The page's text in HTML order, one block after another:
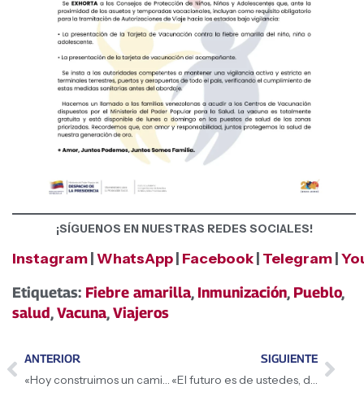
¡SÍGUENOS EN NUESTRAS REDES SOCIALES!
Instagram WhatsApp Facebook Telegram
Etiquetas: Fiebre amarilla, Inmunización, Pueblo,
salud,Vacuna,Viajeros
ANTERIOR SIGUIENTE